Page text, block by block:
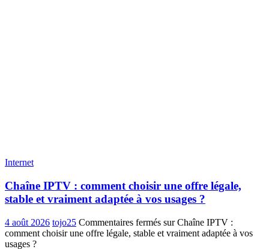
Internet
Chaîne IPTV : comment choisir une offre légale,
stable et vraiment adaptée à vos usages ?
4 août 2026 tojo25 Commentaires fermés sur Chaîne IPTV :
comment choisir une offre légale, stable et vraiment adaptée à vos
usages ?